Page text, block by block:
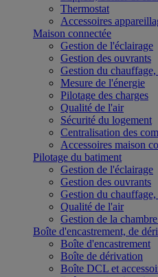
Thermostat
Accessoires
Maison connectée
Gestion de l'éclairage
Gestion des ouvrants
Gestion du
Mesure de l'énergie
Pilotage des charges
Qualité de l'air
Sécurité du logement
Centralisation des
Accessoires maison
Pilotage du batiment
Gestion de l'éclairage
Gestion des ouvrants
Gestion du
Qualité de l'air
Gestion de la
Boîte d'encastrement, de
Boîte d'encastrement
Boîte de dérivation
Boîte DCL et